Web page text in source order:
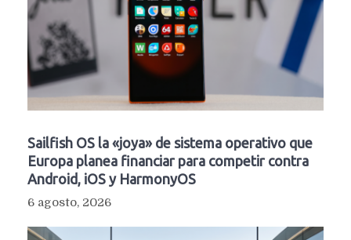
Sailfish OS la «joya» de sistema operativo que
Europa planea financiar para competir contra
Android, iOS y HarmonyOS
6 agosto, 2026